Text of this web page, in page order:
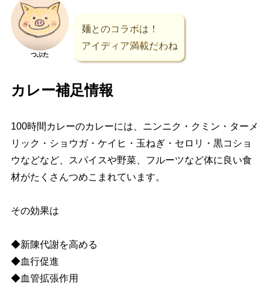
つぶた
麺とのコラボは！
アイディア満載だわね
カレー補足情報
100時間カレーのカレーには、ニンニク・クミン・ターメ
リック・ショウガ・ケイヒ・玉ねぎ・セロリ・黒コショ
ウなどなど、スパイスや野菜、フルーツなど体に良い食
材がたくさんつめこまれています。
その効果は
◆新陳代謝を高める
◆血行促進
◆血管拡張作用